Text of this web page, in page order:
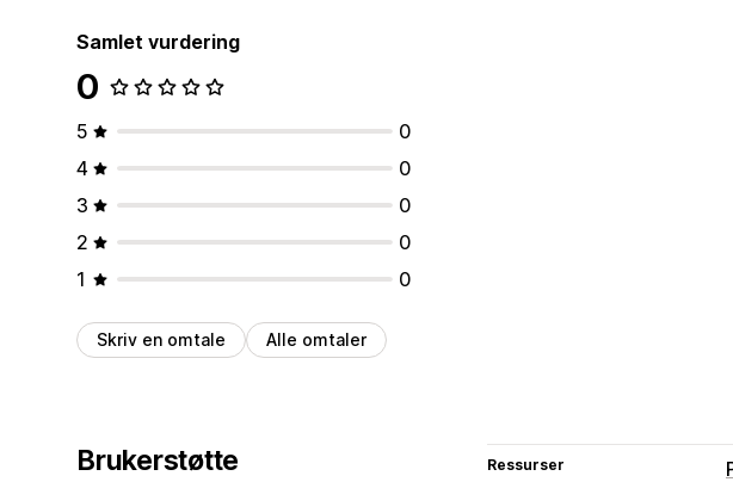
Samlet vurdering
0
5
0
4
0
3
0
2
0
1
0
Skriv en omtale Alle omtaler
Brukerstøtte Ressurser